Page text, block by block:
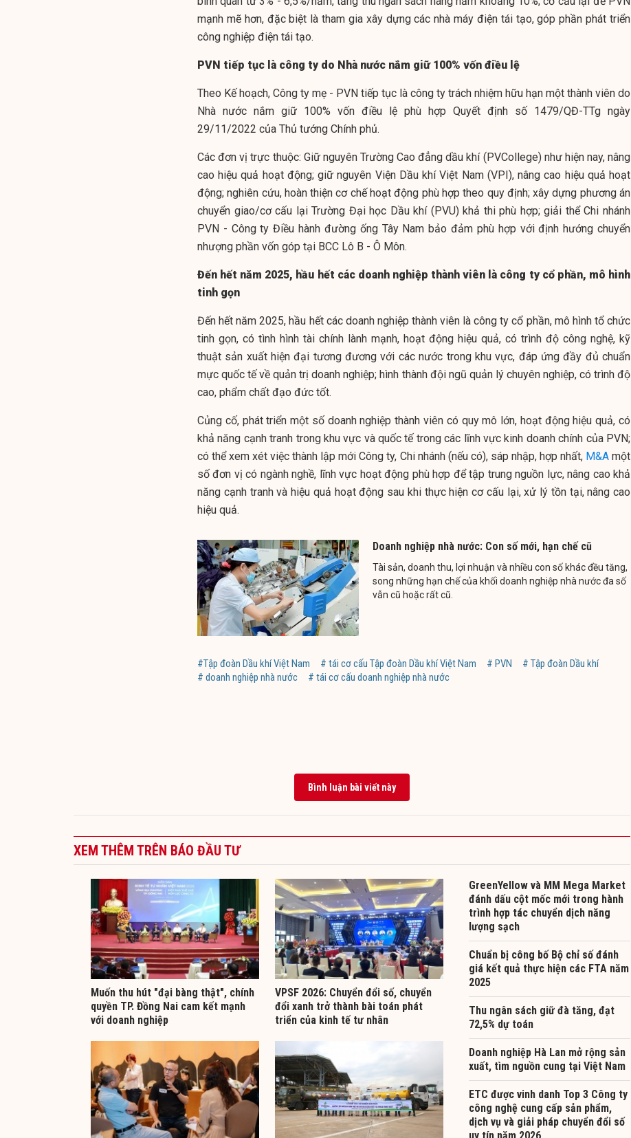
mạnh mẽ hơn, đặc biệt là tham gia xây dựng các nhà máy điện tái tạo, góp phần phát triển
công nghiệp điện tái tạo.
PVN tiếp tục là công ty do Nhà nước nắm giữ 100% vốn điều lệ
Theo Kế hoạch, Công ty mẹ - PVN tiếp tục là công ty trách nhiệm hữu hạn một thành viên do
Nhà nước nắm giữ 100% vốn điều lệ phù hợp Quyết định số 1479/QĐ-TTg ngày
29/11/2022 của Thủ tướng Chính phủ.
Các đơn vị trực thuộc: Giữ nguyên Trường Cao đẳng dầu khí (PVCollege) như hiện nay, nâng
cao hiệu quả hoạt động; giữ nguyên Viện Dầu khí Việt Nam (VPI), nâng cao hiệu quả hoạt
động; nghiên cứu, hoàn thiện cơ chế hoạt động phù hợp theo quy định; xây dựng phương án
chuyển giao/cơ cấu lại Trường Đại học Dầu khí (PVU) khả thi phù hợp; giải thể Chi nhánh
PVN - Công ty Điều hành đường ống Tây Nam bảo đảm phù hợp với định hướng chuyển
nhượng phần vốn góp tại BCC Lô B - Ô Môn.
Đến hết năm 2025, hầu hết các doanh nghiệp thành viên là công ty cổ phần, mô hình
tinh gọn
Đến hết năm 2025, hầu hết các doanh nghiệp thành viên là công ty cổ phần, mô hình tổ chức
tinh gọn, có tình hình tài chính lành mạnh, hoạt động hiệu quả, có trình độ công nghệ, kỹ
thuật sản xuất hiện đại tương đương với các nước trong khu vực, đáp ứng đầy đủ chuẩn
mực quốc tế về quản trị doanh nghiệp; hình thành đội ngũ quản lý chuyên nghiệp, có trình độ
cao, phẩm chất đạo đức tốt.
Củng cố, phát triển một số doanh nghiệp thành viên có quy mô lớn, hoạt động hiệu quả, có
khả năng cạnh tranh trong khu vực và quốc tế trong các lĩnh vực kinh doanh chính của PVN;
có thể xem xét việc thành lập mới Công ty, Chi nhánh (nếu có), sáp nhập, hợp nhất, M&Amột
số đơn vị có ngành nghề, lĩnh vực hoạt động phù hợp để tập trung nguồn lực, nâng cao khả
năng cạnh tranh và hiệu quả hoạt động sau khi thực hiện cơ cấu lại, xử lý tồn tại, nâng cao
hiệu quả.
Doanh nghiệp nhà nước: Con số mới, hạn chế cũ
Tài sản, doanh thu, lợi nhuận và nhiều con số khác đều tăng,
song những hạn chế của khối doanh nghiệp nhà nước đa số
vẫn cũ hoặc rất cũ.
#Tập đoàn Dầu khí Việt Nam # tái cơ cấu Tập đoàn Dầu khí Việt Nam # PVN
# Tập đoàn Dầu khí
# doanh nghiệp nhà nước
# tái cơ cấu doanh nghiệp nhà nước
Bình luận bài viết này
XEM THÊM TRÊN BÁO ĐẦU TƯ
Muốn thu hút "đại bàng thật", chính
quyền TP. Đồng Nai cam kết mạnh
với doanh nghiệp
VPSF 2026: Chuyển đổi số, chuyển
đổi xanh trở thành bài toán phát
triển của kinh tế tư nhân
GreenYellow và MM Mega Market
đánh dấu cột mốc mới trong hành
trình hợp tác chuyển dịch năng
lượng sạch
Chuẩn bị công bố Bộ chỉ số đánh
giá kết quả thực hiện các FTA năm
2025
Thu ngân sách giữ đà tăng, đạt
72,5% dự toán
Doanh nghiệp Hà Lan mở rộng sản
xuất, tìm nguồn cung tại Việt Nam
ETC được vinh danh Top 3 Công ty
công nghệ cung cấp sản phẩm,
dịch vụ và giải pháp chuyển đổi số